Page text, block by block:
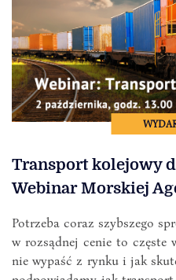
Transport kolejowy
Webinar Morskiej
Potrzeba coraz szybszego
w rozsądnej cenie to częste
nie wypaść z rynku i jak